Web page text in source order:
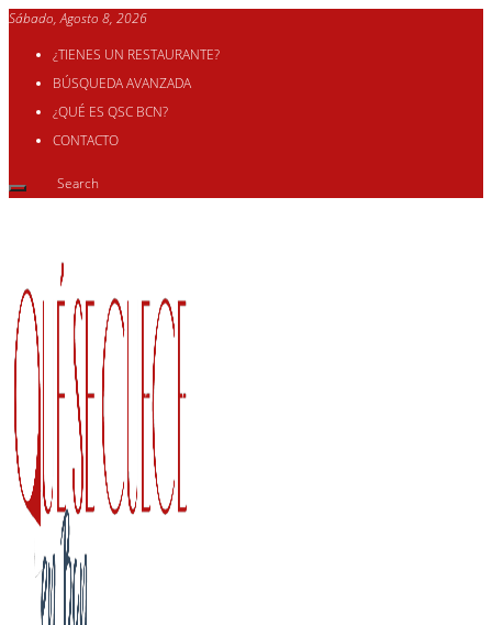
Sábado, Agosto 8, 2026
¿TIENES UN RESTAURANTE?
BÚSQUEDA AVANZADA
¿QUÉ ES QSC BCN?
CONTACTO